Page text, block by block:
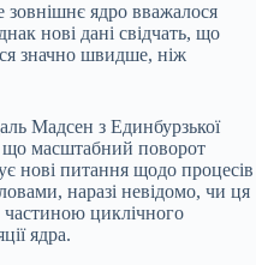
зовнішнє ядро вважалося
нові дані свідчать, що
значно швидше, ніж
Мадсен з Единбурзької
що масштабний поворот
нові питання щодо процесів
наразі невідомо, чи ця
частиною циклічного
ядра.